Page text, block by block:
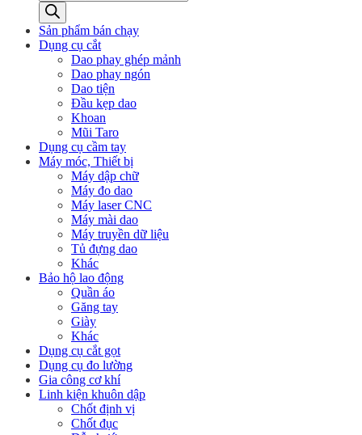
Sản phẩm bán chạy
Dụng cụ cắt
Dao phay ghép mảnh
Dao phay ngón
Dao tiện
Đầu kẹp dao
Khoan
Mũi Taro
Dụng cụ cầm tay
Máy móc, Thiết bị
Máy dập chữ
Máy đo dao
Máy laser CNC
Máy mài dao
Máy truyền dữ liệu
Tủ đựng dao
Khác
Bảo hộ lao động
Quần áo
Găng tay
Giày
Khác
Dụng cụ cắt gọt
Dụng cụ đo lường
Gia công cơ khí
Linh kiện khuôn dập
Chốt định vị
Chốt đục